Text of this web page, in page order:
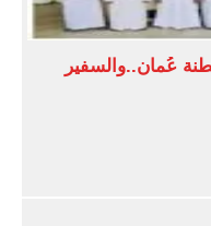
عُمان..والسفير